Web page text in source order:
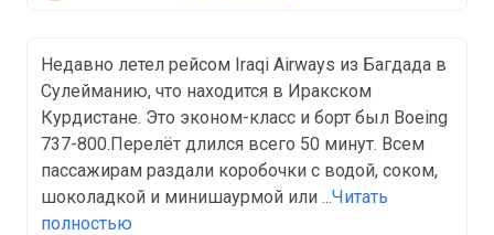
Недавно летел рейсом Iraqi Airways из Багдада в
Сулейманию, что находится в Иракском
Курдистане. Это эконом-класс и борт был Boeing
737-800.Перелёт длился всего 50 минут. Всем
пассажирам раздали коробочки с водой, соком,
шоколадкой и минишаурмой или ...Читать
полностью